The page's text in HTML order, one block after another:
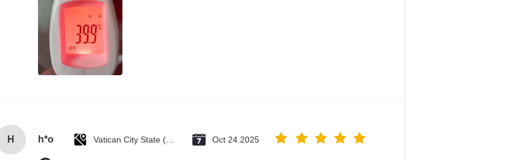
H h*o Oct 24.2025